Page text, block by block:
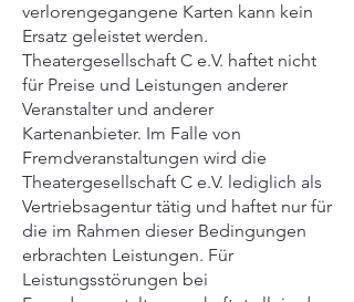
verlorengegangene Karten kann kein
Ersatz geleistet werden.
Theatergesellschaft C e.V. haftet nicht
für Preise und Leistungen anderer
Veranstalter und anderer
Kartenanbieter. Im Falle von
Fremdveranstaltungen wird die
Theatergesellschaft C e.V. lediglich als
Vertriebsagentur tätig und haftet nur für
die im Rahmen dieser Bedingungen
erbrachten Leistungen. Für
Leistungsstörungen bei